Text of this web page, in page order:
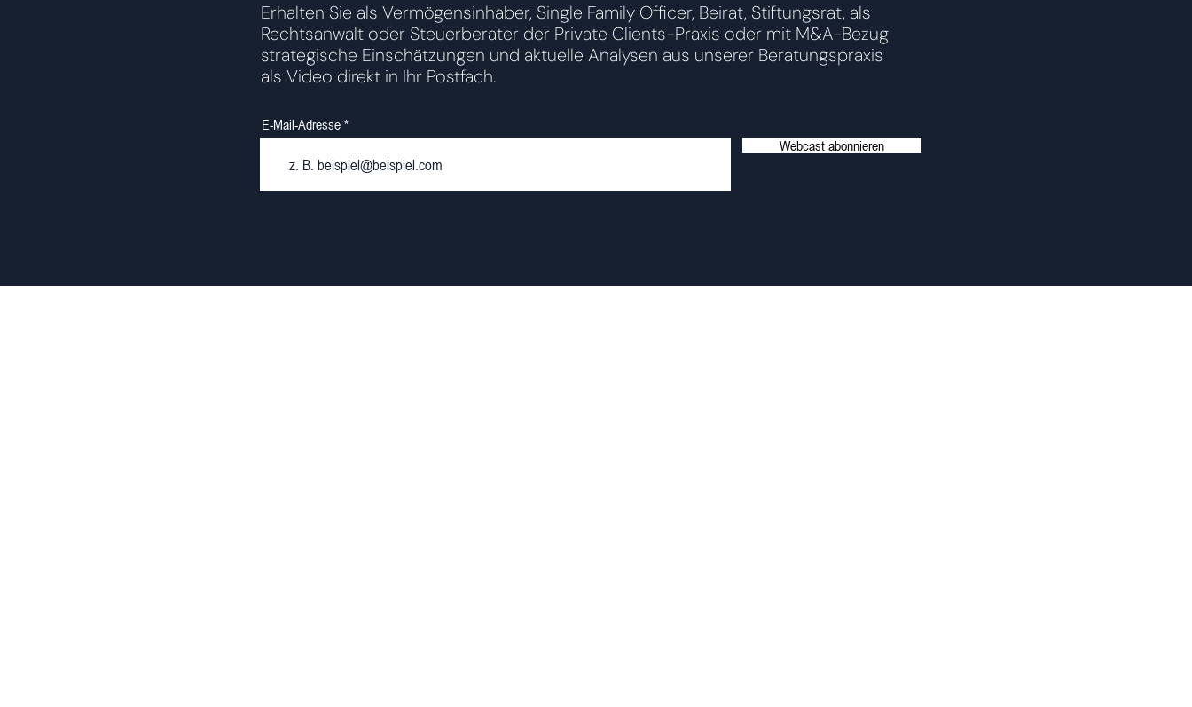
Erhalten Sie als Vermögensinhaber, Single Family Officer, Beirat, Stiftungsrat, als
Rechtsanwalt oder Steuerberater der Private Clients-Praxis oder mit M&A-Bezug
strategische Einschätzungen und aktuelle Analysen aus unserer Beratungspraxis
als Video direkt in Ihr Postfach.
E-Mail-Adresse
Webcast abonnieren